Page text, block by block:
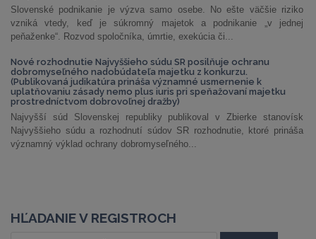
Slovenské podnikanie je výzva samo osebe. No ešte väčšie riziko
vzniká vtedy, keď je súkromný majetok a podnikanie „v jednej
peňaženke“. Rozvod spoločníka, úmrtie, exekúcia či...
Nové rozhodnutie Najvyššieho súdu SR posilňuje ochranu
dobromyseľného nadobúdateľa majetku z konkurzu.
(Publikovaná judikatúra prináša významné usmernenie k
uplatňovaniu zásady nemo plus iuris pri speňažovaní majetku
prostredníctvom dobrovoľnej dražby)
Najvyšší súd Slovenskej republiky publikoval v Zbierke stanovísk
Najvyššieho súdu a rozhodnutí súdov SR rozhodnutie, ktoré prináša
významný výklad ochrany dobromyseľného...
HĽADANIE V REGISTROCH